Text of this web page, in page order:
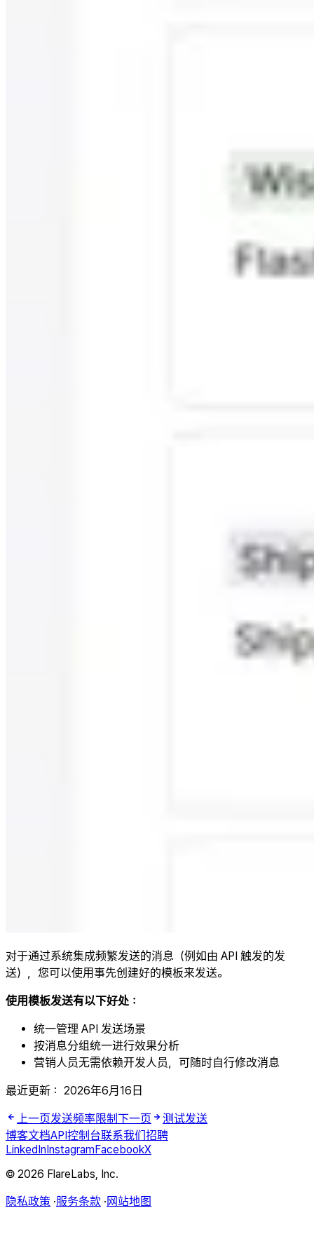
对于通过系统集成频繁发送的消息（例如由 API 触发的发
送），您可以使用事先创建好的模板来发送。
使用模板发送有以下好处：
统一管理 API 发送场景
按消息分组统一进行效果分析
营销人员无需依赖开发人员，可随时自行修改消息
最近更新： 2026年6月16日
上一页发送频率限制 下一页
测试发送
博客文档API控制台联系我们招聘
LinkedInInstagramFacebookX
© 2026 FlareLabs, Inc.
隐私政策 ·服务条款 ·网站地图